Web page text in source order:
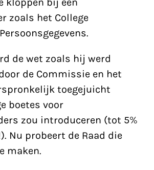
zoals het College
de wet zoals hij werd
de Commissie en het
toegejuicht
boetes voor
zou introduceren (tot 5%
Nu probeert de Raad die
maken.